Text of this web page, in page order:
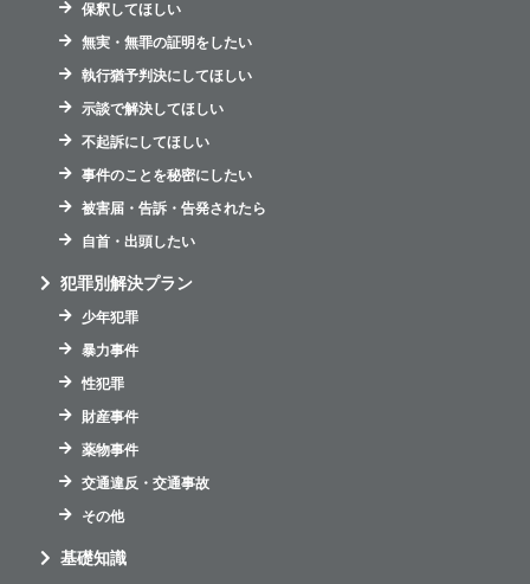
保釈してほしい
無実・無罪の証明をしたい
執行猶予判決にしてほしい
示談で解決してほしい
不起訴にしてほしい
事件のことを秘密にしたい
被害届・告訴・告発されたら
自首・出頭したい
犯罪別解決プラン
少年犯罪
暴力事件
性犯罪
財産事件
薬物事件
交通違反・交通事故
その他
基礎知識